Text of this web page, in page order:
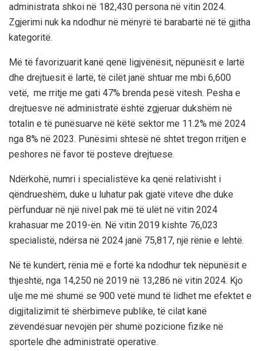
administrata shkoi në 182,430 persona në vitin 2024.
Zgjerimi nuk ka ndodhur në mënyrë të barabartë në të gjitha
kategoritë.
Më të favorizuarit kanë qenë ligjvënësit, nëpunësit e lartë
dhe drejtuesit ë lartë, të cilët janë shtuar me mbi 6,600
vetë, me rritje me gati 47% brenda pesë vitesh. Pesha e
drejtuesve në administratë është zgjeruar dukshëm në
totalin e të punësuarve në këtë sektor me 11.2% më 2024
nga 8% në 2023. Punësimi shtesë në shtet tregon rritjen e
peshores në favor të posteve drejtuese.
Ndërkohë, numri i specialistëve ka qenë relativisht i
qëndrueshëm, duke u luhatur pak gjatë viteve dhe duke
përfunduar në një nivel pak më të ulët në vitin 2024
krahasuar me 2019-ën. Në vitin 2019 kishte 76,023
specialistë, ndërsa në 2024 janë 75,817, një rënie e lehtë.
Në të kundërt, rënia më e fortë ka ndodhur tek nëpunësit e
thjeshtë, nga 14,250 në 2019 në 13,286 në vitin 2024. Kjo
ulje me më shumë se 900 vetë mund të lidhet me efektet e
digjitalizimit të shërbimeve publike, të cilat kanë
zëvendësuar nevojën për shumë pozicione fizike në
sportele dhe administratë operative.